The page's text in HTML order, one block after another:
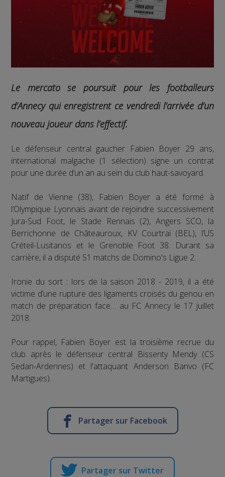
Le mercato se poursuit pour les footballeurs
d’Annecy qui enregistrent ce vendredi l’arrivée d’un
nouveau joueur dans l’effectif.
Le défenseur central gaucher Fabien Boyer 29 ans,
international malgache (1 sélection) signe un contrat
pour une durée d’un an au sein du club haut-savoyard.
Natif de Vienne (38), Fabien Boyer a été formé à
l’Olympique Lyonnais avant de rejoindre successivement
Jura-Sud Foot, le Stade Rennais (2), Angers SCO, la
Berrichonne de Châteauroux, KV Courtrai (BEL), l’US
Créteil-Lusitanos et le Grenoble Foot 38. Durant sa
carrière, il a disputé 51 matchs de Domino's Ligue 2.
Ironie du sort : lors de la saison 2018 - 2019, il a été
victime d’une rupture des ligaments croisés du genou en
match de préparation face… au FC Annecy le 17 juillet
2018.
Pour rappel, Fabien Boyer est la troisième recrue du
club après le défenseur central Bissenty Mendy (CS
Sedan-Ardennes) et l'attaquant Anderson Banvo (FC
Martigues).
Partager sur Facebook
Partager sur Twitter